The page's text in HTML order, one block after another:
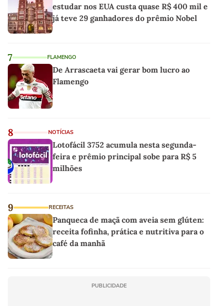
estudar nos EUA custa quase R$ 400 mil e
já teve 29 ganhadores do prêmio Nobel
7 FLAMENGO
De Arrascaeta vai gerar bom lucro ao
Flamengo
8 NOTÍCIAS
Lotofácil 3752 acumula nesta segunda-
feira e prêmio principal sobe para R$ 5
milhões
9 RECEITAS
Panqueca de maçã com aveia sem glúten:
receita fofinha, prática e nutritiva para o
café da manhã
PUBLICIDADE